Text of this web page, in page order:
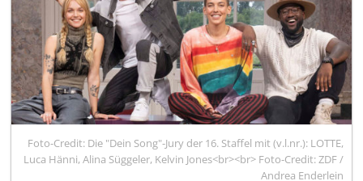
Foto-Credit: Die "Dein Song"-Jury der 16. Staffel mit (v.l.nr.): LOTTE,
Luca Hänni, Alina Süggeler, Kelvin Jones<br><br> Foto-Credit: ZDF /
Andrea Enderlein